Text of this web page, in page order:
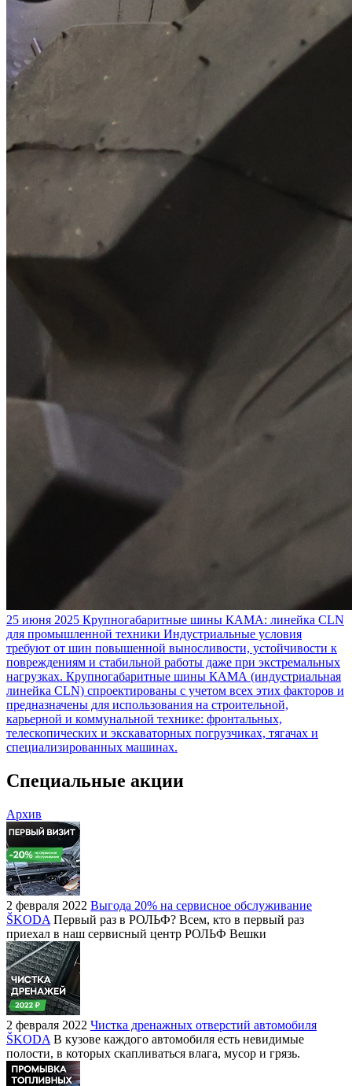
25 июня 2025 Крупногабаритные шины КАМА: линейка CLN
для промышленной техники Индустриальные условия
требуют от шин повышенной выносливости, устойчивости к
повреждениям и стабильной работы даже при экстремальных
нагрузках. Крупногабаритные шины КАМА (индустриальная
линейка CLN) спроектированы с учетом всех этих факторов и
предназначены для использования на строительной,
карьерной и коммунальной технике: фронтальных,
телескопических и экскаваторных погрузчиках, тягачах и
специализированных машинах.
Специальные акции
Архив
2 февраля 2022 Выгода 20% на сервисное обслуживание
ŠKODA Первый раз в РОЛЬФ? Всем, кто в первый раз
приехал в наш сервисный центр РОЛЬФ Вешки
2 февраля 2022 Чистка дренажных отверстий автомобиля
ŠKODA В кузове каждого автомобиля есть невидимые
полости, в которых скапливаться влага, мусор и грязь.